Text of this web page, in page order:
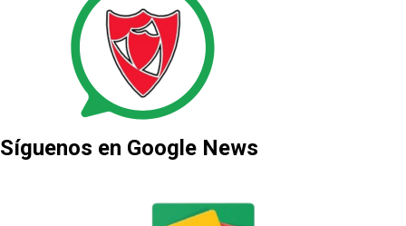
Síguenos en Google News